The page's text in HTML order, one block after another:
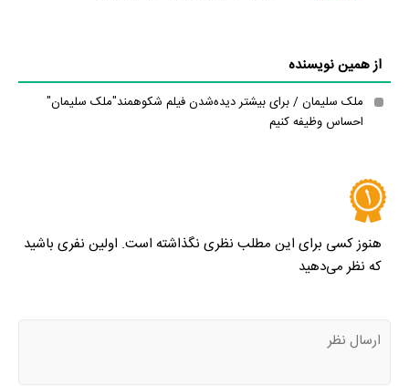
از همین نویسنده
ملک سلیمان / برای بیشتر دیده‌شدن فیلم شکوهمند"ملک سلیمان"
احساس وظیفه کنیم
هنوز کسی برای این مطلب نظری نگذاشته است. اولین نفری باشید
که نظر می‌دهید